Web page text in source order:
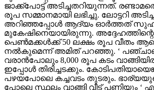
ജാക്ക്‌പോട്ട് അടിച്ചതറിയുന്നത്. രണ്ടാമത്തെ
രൂപ സമ്മാനമായി ലഭിച്ചു. ലോട്ടറി
അറിഞ്ഞപ്പോള്‍ ആദ്യം ഓര്‍ത്തത്
മുകേഷിനെയായിരുന്നു.
പെണ്‍മക്കള്‍ക്ക് 50 ലക്ഷം രൂപ വീതം
നല്‍കുമെന്ന് അമിത് പറഞ്ഞു. ‘
വരാന്‍പോലും 8,000 രൂപ കടം
ഇപ്പോള്‍ തിരിച്ചടക്കും.
പഴയപോലെ കച്ചവടം തുടരും.
പോലെ സ്ഥലം വാങ്ങി വീട് പണിയും ‘